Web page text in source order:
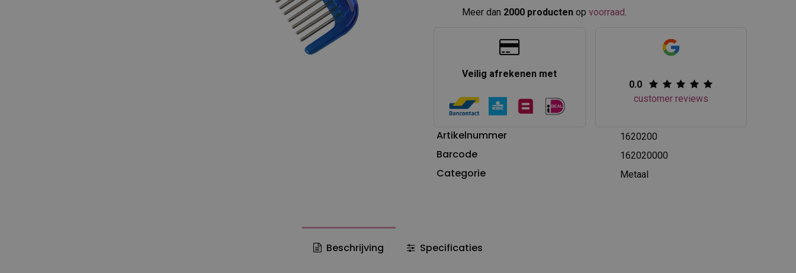
Meer dan 2000 producten op voorraad
Veilig afrekenen met
0.0
customer reviews
Artikelnummer 1620200
Barcode 162020000
Categorie Metaal
Beschrijving Specificaties